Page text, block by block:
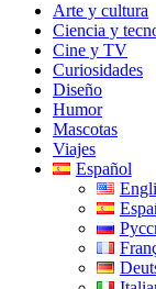
Arte y cultura
Ciencia y
Cine y TV
Curiosidades
Diseño
Humor
Mascotas
Viajes
Español